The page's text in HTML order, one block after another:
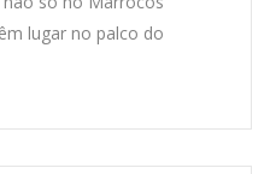
lugar no palco do